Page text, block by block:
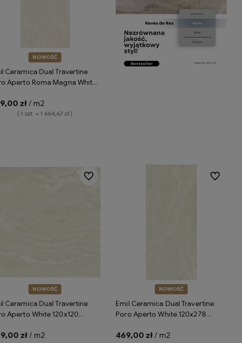
NOWOŚĆ
Ceramica Dual Travertine
Aperto Roma Magna White
imitujące trawertyn
zł/ m2
( 1 szt. = 1 664,67 zł )
NOWOŚĆ
Ceramica Dual Travertine
Aperto White 120x120
imitujące trawertyn
zł/ m2
Do ulubionych
NOWOŚĆ
Emil Ceramica Dual Travertine
Poro Aperto White 120x278
imitujące trawertyn
469,00 zł / m2
Do